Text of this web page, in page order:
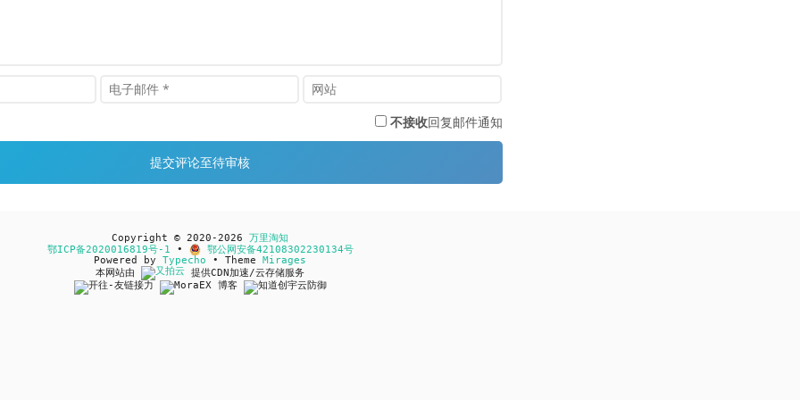
不接收回复邮件通知
Copyright © 2020-2026 万里淘知
鄂ICP备2020016819号-1 •
鄂公网安备42108302230134号
Powered by Typecho • Theme Mirages
本网站由
提供CDN加速/云存储服务